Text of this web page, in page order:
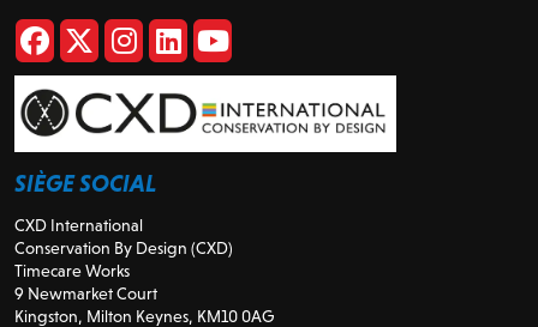
SIÈGE SOCIAL
CXD International
Conservation By Design (CXD)
Timecare Works
9 Newmarket Court
Kingston, Milton Keynes, KM10 0AG